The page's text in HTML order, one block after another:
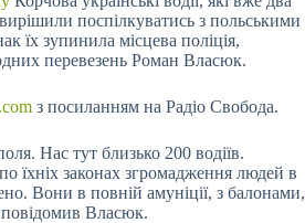
поспілкуватись з польськими
їх зупинила місцева поліція,
перевезень Роман Власюк.
з посиланням на Радіо Свобода.
Нас тут близько 200 водіїв.
їхніх законах згромадження людей в
Вони в повній амуніції, з балонами,
Власюк.